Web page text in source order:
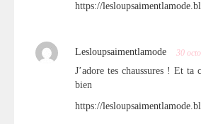
https://
Lesloupsaimentlamode 30
J’adore tes chaussures ! Et ta
bien
https://